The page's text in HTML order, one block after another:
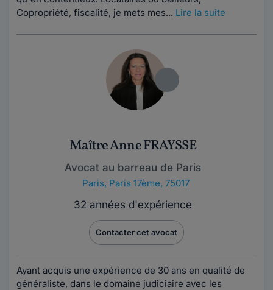
Copropriété, fiscalité, je mets mes... Lire la suite
Maître Anne FRAYSSE
Avocat au barreau de Paris
Paris, Paris 17ème, 75017
32 années d'expérience
Contacter cet avocat
Ayant acquis une expérience de 3​​​​​0 ans en qualité de
généraliste, dans le domaine judiciaire avec les